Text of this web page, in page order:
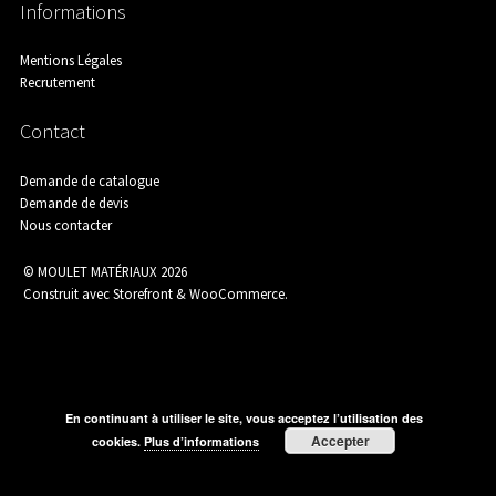
Charpente / Couverture
Informations
Mentions Légales
Recrutement
Contact
Demande de catalogue
Demande de devis
Nous contacter
© MOULET MATÉRIAUX 2026
Construit avec Storefront & WooCommerce.
En continuant à utiliser le site, vous acceptez l’utilisation des
cookies.Plus d’informations Accepter